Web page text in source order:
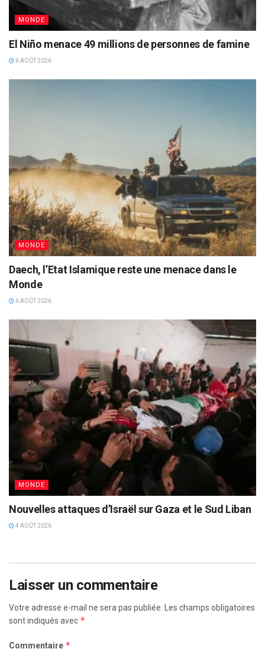
MONDE
El Niño menace 49 millions de personnes de famine
6 AOÛT 2026
MONDE
Daech, l’Etat Islamique reste une menace dans le
Monde
6 AOÛT 2026
MONDE
Nouvelles attaques d’Israël sur Gaza et le Sud Liban
4 AOÛT 2026
Laisser un commentaire
Votre adresse e-mail ne sera pas publiée. Les champs obligatoires
sont indiqués avec *
Commentaire *